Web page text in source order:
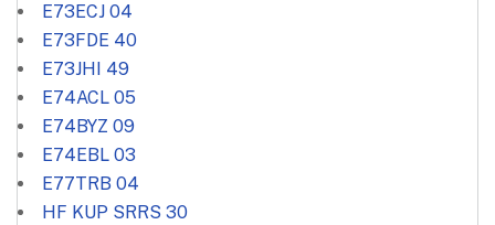
E73ECJ 04
E73FDE 40
E73JHI
49
E74ACL 05
E74BYZ 09
E74EBL 03
E77TRB 04
HF KUP SRRS 30